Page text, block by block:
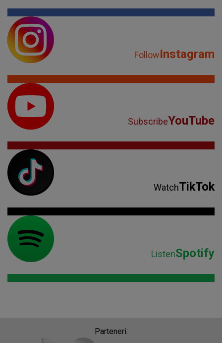
FollowInstagram
SubscribeYouTube
WatchTikTok
ListenSpotify
Parteneri: